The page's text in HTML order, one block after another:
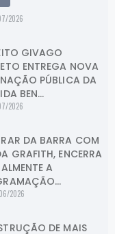
2026
GIVAGO
ENTREGA NOVA
PÚBLICA DA
BEN...
2026
DA BARRA COM
GRAFITH, ENCERRA
A
2026
DE MAIS